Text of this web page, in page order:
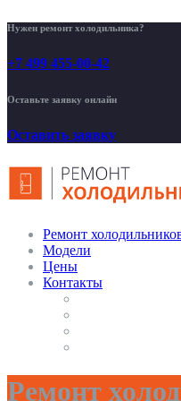
Нужен ремонт холодильника?
+7 499 455-00-42
Оставьте заявку онлайн
Оставить заявку
Ремонт
Модели
Цены
Контакты
Ремонт